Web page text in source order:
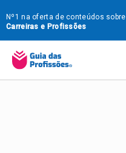
para
o
conteúdo
Nº1 na oferta de conteúdos sobre
Carreiras e Profissões